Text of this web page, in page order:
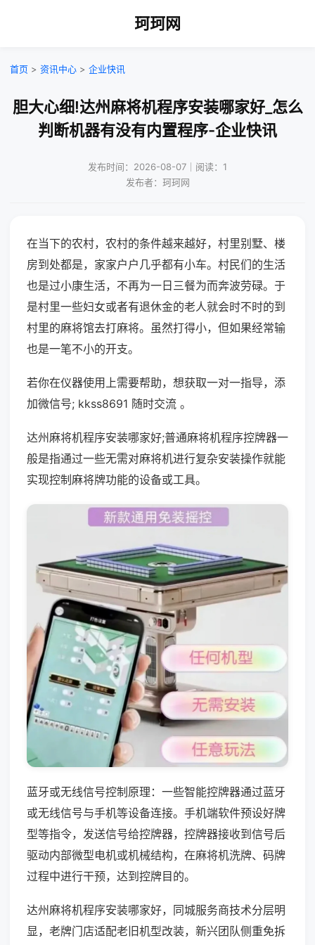
珂珂网
首页 > 资讯中心 > 企业快讯
胆大心细!达州麻将机程序安装哪家好_怎么
判断机器有没有内置程序-企业快讯
发布时间：2026-08-07｜阅读：1
发布者：珂珂网
在当下的农村，农村的条件越来越好，村里别墅、楼
房到处都是，家家户户几乎都有小车。村民们的生活
也是过小康生活，不再为一日三餐为而奔波劳碌。于
是村里一些妇女或者有退休金的老人就会时不时的到
村里的麻将馆去打麻将。虽然打得小，但如果经常输
也是一笔不小的开支。
若你在仪器使用上需要帮助，想获取一对一指导，添
加微信号; kkss8691 随时交流 。
达州麻将机程序安装哪家好;普通麻将机程序控牌器一
般是指通过一些无需对麻将机进行复杂安装操作就能
实现控制麻将牌功能的设备或工具。
蓝牙或无线信号控制原理：一些智能控牌器通过蓝牙
或无线信号与手机等设备连接。手机端软件预设好牌
型等指令，发送信号给控牌器，控牌器接收到信号后
驱动内部微型电机或机械结构，在麻将机洗牌、码牌
过程中进行干预，达到控牌目的。
达州麻将机程序安装哪家好，同城服务商技术分层明
显，老牌门店适配老旧机型改装，新兴团队侧重免拆